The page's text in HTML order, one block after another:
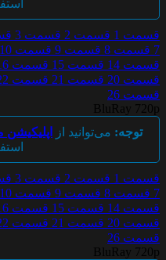
قسمت 1 قسمت 2 قسمت 3
7 قسمت 8 قسمت 9 قسمت 10
قسمت 14
قسمت 15 قسمت 16
قسمت 20
قسمت 21 قسمت 22
قسمت 26
BluRay 720p
توجه: می‌توانید از
قسمت 1 قسمت 2 قسمت 3
7 قسمت 8 قسمت 9 قسمت 10
قسمت 14
قسمت 15 قسمت 16
قسمت 20
قسمت 21 قسمت 22
قسمت 26
BluRay 720p